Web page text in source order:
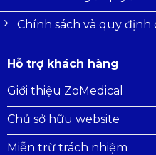
Chính sách và quy định
Hỗ trợ khách hàng
Giới thiệu ZoMedical
Chủ sở hữu website
Miễn trừ trách nhiệm